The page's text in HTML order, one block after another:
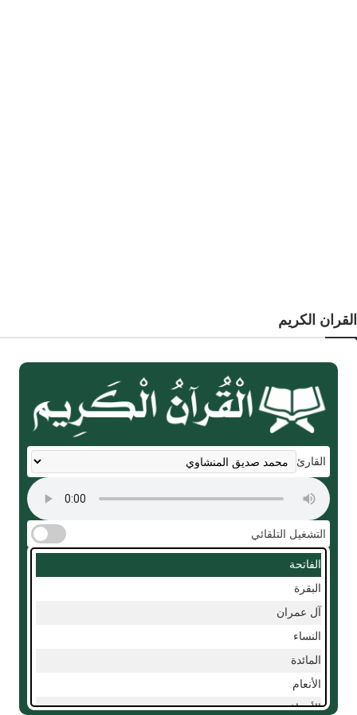
القران الكريم
القارئ
التشغيل التلقائي
الفاتحة
البقرة
آل عمران
النساء
المائدة
الأنعام
الأعراف